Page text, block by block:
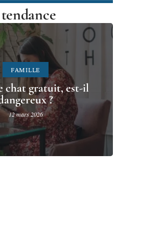
FAMILLE
chat gratuit, est-il
?
12 mars 2026